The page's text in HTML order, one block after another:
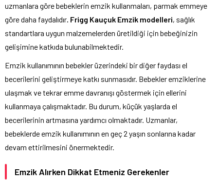
uzmanlara göre bebeklerin emzik kullanmaları, parmak emmeye
göre daha faydalıdır. Frigg Kauçuk Emzik modelleri, sağlık
standartlara uygun malzemelerden üretildiği için bebeğinizin
gelişimine katkıda bulunabilmektedir.
Emzik kullanımının bebekler üzerindeki bir diğer faydası el
becerilerini geliştirmeye katkı sunmasıdır. Bebekler emziklerine
ulaşmak ve tekrar emme davranışı göstermek için ellerini
kullanmaya çalışmaktadır. Bu durum, küçük yaşlarda el
becerilerinin artmasına yardımcı olmaktadır. Uzmanlar,
bebeklerde emzik kullanımının en geç 2 yaşın sonlarına kadar
devam ettirilmesini önermektedir.
Emzik Alırken Dikkat Etmeniz Gerekenler